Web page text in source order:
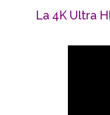
La 4K Ultra